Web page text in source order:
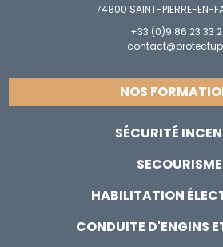
74800 SAINT-PIERRE-EN-
+33 (0)9 86 23 33
NOS
SÉCURITÉ
SECOURISME
HABILITATION
CONDUITE D'ENGINS